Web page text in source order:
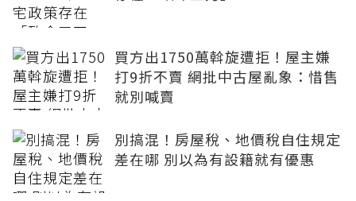
買方出1750萬斡旋遭拒！屋主嫌
打9折不賣 網批中古屋亂象：惜售
就別喊賣
別搞混！房屋稅、地價稅自住規定
差在哪 別以為有設籍就有優惠